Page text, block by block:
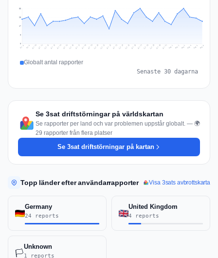
17
25
33
Jul 8 Jul 9 Jul 10 Jul 11 Jul 12 Jul 13 Jul 14 Jul 15 Jul 16 Jul 17 Jul 18 Jul 19 Jul 20 Jul 21 Jul 22 Jul 23 Jul 24 Jul 25 Jul 26 Jul 27 Jul 28 Jul 29 Jul 30 Jul 31 Aug 1 Aug 2 Aug 3 Aug 4 Aug 5 Aug 6
Globalt antal rapporter
Senaste 30 dagarna
Se 3sat driftstörningar på världskartan
Se rapporter per land och var problemen uppstår globalt. — 🌍
29 rapporter från flera platser
Se 3sat driftstörningar på kartan
Topp länder efter användarrapporter Visa 3sats avbrottskarta
Germany
24 reports
United Kingdom
4 reports
🏳️
Unknown
1 reports